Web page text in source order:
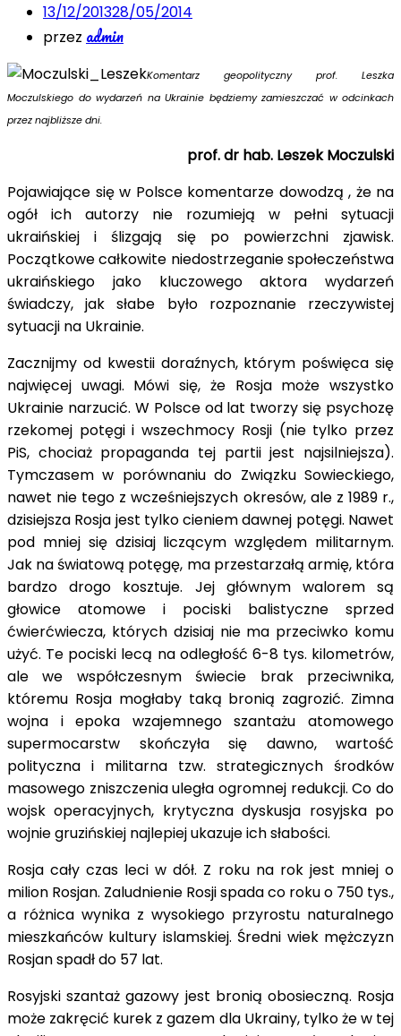
13/12/201328/05/2014
przez admin
Komentarz geopolityczny prof. Leszka
Moczulskiego do wydarzeń na Ukrainie będziemy zamieszczać w odcinkach
przez najbliższe dni.
prof. dr hab. Leszek Moczulski
Pojawiające się w Polsce komentarze dowodzą , że na
ogół ich autorzy nie rozumieją w pełni sytuacji
ukraińskiej i ślizgają się po powierzchni zjawisk.
Początkowe całkowite niedostrzeganie społeczeństwa
ukraińskiego jako kluczowego aktora wydarzeń
świadczy, jak słabe było rozpoznanie rzeczywistej
sytuacji na Ukrainie.
Zacznijmy od kwestii doraźnych, którym poświęca się
najwięcej uwagi. Mówi się, że Rosja może wszystko
Ukrainie narzucić. W Polsce od lat tworzy się psychozę
rzekomej potęgi i wszechmocy Rosji (nie tylko przez
PiS, chociaż propaganda tej partii jest najsilniejsza).
Tymczasem w porównaniu do Związku Sowieckiego,
nawet nie tego z wcześniejszych okresów, ale z 1989 r.,
dzisiejsza Rosja jest tylko cieniem dawnej potęgi. Nawet
pod mniej się dzisiaj liczącym względem militarnym.
Jak na światową potęgę, ma przestarzałą armię, która
bardzo drogo kosztuje. Jej głównym walorem są
głowice atomowe i pociski balistyczne sprzed
ćwierćwiecza, których dzisiaj nie ma przeciwko komu
użyć. Te pociski lecą na odległość 6-8 tys. kilometrów,
ale we współczesnym świecie brak przeciwnika,
któremu Rosja mogłaby taką bronią zagrozić. Zimna
wojna i epoka wzajemnego szantażu atomowego
supermocarstw skończyła się dawno, wartość
polityczna i militarna tzw. strategicznych środków
masowego zniszczenia uległa ogromnej redukcji. Co do
wojsk operacyjnych, krytyczna dyskusja rosyjska po
wojnie gruzińskiej najlepiej ukazuje ich słabości.
Rosja cały czas leci w dół. Z roku na rok jest mniej o
milion Rosjan. Zaludnienie Rosji spada co roku o 750 tys.,
a różnica wynika z wysokiego przyrostu naturalnego
mieszkańców kultury islamskiej. Średni wiek mężczyzn
Rosjan spadł do 57 lat.
Rosyjski szantaż gazowy jest bronią obosieczną. Rosja
może zakręcić kurek z gazem dla Ukrainy, tylko że w tej